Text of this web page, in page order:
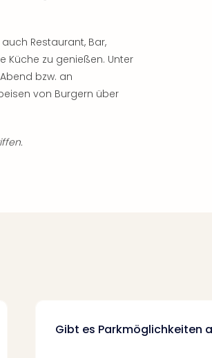
Restaurant, Bar,
Küche zu genießen. Unter
bzw. an
von Burgern über
Gibt es Parkmöglichkeiten